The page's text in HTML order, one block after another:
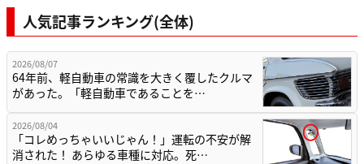
人気記事ランキング(全体)
2026/08/07
64年前、軽自動車の常識を大きく覆したクルマ
があった。「軽自動車であることを…
2026/08/04
「コレめっちゃいいじゃん！」運転の不安が解
消された！ あらゆる車種に対応。死…